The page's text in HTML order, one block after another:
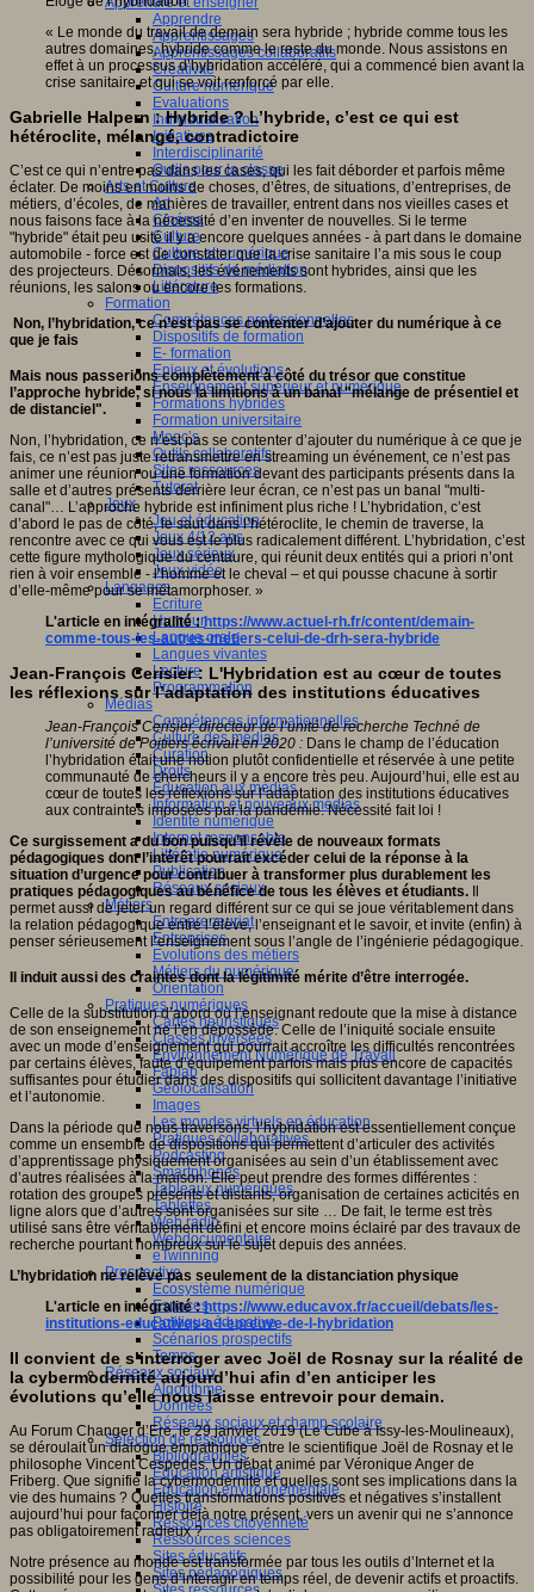
Apprendre
Apprentissages
Apprentissages collaboratifs
Créativité
Culture numérique
Evaluations
Individualisation
Initiatives
Interdisciplinarité
Outils pour la classe
Arts et Culture
Art
Cinéma
Culture
Culture et numérique
Dispositifs de médiation
Littérature
Formation
Compétences professionnelles
Dispositifs de formation
E- formation
Enjeux et évolutions
Enseignement supérieur et numérique
Formations hybrides
Formation universitaire
Mooc’s
Outils collaboratifs
Sites ressources
Tutorat
Jeux
Jeu et éducation
Jeux 4/12 ans
Jeux sérieux
Jeux vidéo
Langages
Ecriture
Humour
Langue orale
Langues vivantes
Lecture
Programmation
Médias
Compétences informationnelles
Culture des médias
Curation
Droits
Education aux médias
Information et nouveaux médias
Identité numérique
Internet responsable
Littératie numérique
Publication
Réseaux sociaux
Métiers
Entrepreneuriat
Entreprises
Evolutions des métiers
Métiers du numérique
Orientation
Pratiques numériques
Cartes heuristiques
Classes inversées
Environnement Numérique de Travail
Fablab
Géolocalisation
Images
Les mondes virtuels en éducation
Pratiques collaboratives
Podcasting
Smartphones
Tableaux numériques
Tablettes
Web radio
Webdocumentaire
eTwinning
Prospective
Ecosystème numérique
Espaces
Politique éducative
Scénarios prospectifs
Temps
Réseaux sociaux
Algorithme
Données
Réseaux sociaux et champ scolaire
Sélection de ressources
Bibliographies
Education artistique
Education environnementale
Histoire
Ressources citoyenneté
Ressources sciences
Sites éducatifs
Sites pédagogiques
« Le monde du travail de demain sera hybride ; hybride comme tous les
autres domaines, hybride comme le reste du monde. Nous assistons en
effet à un processus d’hybridation accéléré, qui a commencé bien avant la
crise sanitaire et qui se voit renforcé par elle.
Gabrielle Halpern : Hybride ? L’hybride, c’est ce qui est
hétéroclite, mélangé, contradictoire
C’est ce qui n’entre pas dans les cases, qui les fait déborder et parfois même
éclater. De moins en moins de choses, d’êtres, de situations, d’entreprises, de
métiers, d’écoles, de manières de travailler, entrent dans nos vieilles cases et
nous faisons face à la nécessité d’en inventer de nouvelles. Si le terme
"hybride" était peu usité il y a encore quelques années - à part dans le domaine
automobile - force est de constater que la crise sanitaire l’a mis sous le coup
des projecteurs. Désormais, les événements sont hybrides, ainsi que les
réunions, les salons ou encore les formations.
Non, l’hybridation, ce n’est pas se contenter d’ajouter du numérique à ce
que je fais
Mais nous passerions complètement à côté du trésor que constitue
l’approche hybride, si nous la limitions à un banal "mélange de présentiel et
de distanciel".
Non, l’hybridation, ce n’est pas se contenter d’ajouter du numérique à ce que je
fais, ce n’est pas juste retransmettre en streaming un événement, ce n’est pas
animer une réunion ou une formation devant des participants présents dans la
salle et d’autres présents derrière leur écran, ce n’est pas un banal "multi-
canal"… L’approche hybride est infiniment plus riche ! L’hybridation, c’est
d’abord le pas de côté, le saut dans l’hétéroclite, le chemin de traverse, la
rencontre avec ce qui vous est le plus radicalement différent. L’hybridation, c’est
cette figure mythologique du centaure, qui réunit deux entités qui a priori n’ont
rien à voir ensemble - l’homme et le cheval – et qui pousse chacune à sortir
d’elle-même pour se métamorphoser. »
L'article en intégralité :https://www.actuel-rh.fr/content/demain-
comme-tous-les-autres-metiers-celui-de-drh-sera-hybride
Jean-François Cerisier : L'Hybridation est au cœur de toutes
les réflexions sur l’adaptation des institutions éducatives
Jean-François Cerisier, directeur de l’unité de recherche Techné de
l’université de Poitiers écrivait en 2020 : Dans le champ de l’éducation
l’hybridation était une notion plutôt confidentielle et réservée à une petite
communauté de chercheurs il y a encore très peu. Aujourd’hui, elle est au
cœur de toutes les réflexions sur l’adaptation des institutions éducatives
aux contraintes imposées par la pandémie. Nécessité fait loi !
Ce surgissement a du bon puisqu’il révèle de nouveaux formats
pédagogiques dont l’intérêt pourrait excéder celui de la réponse à la
situation d’urgence pour contribuer à transformer plus durablement les
pratiques pédagogiques au bénéfice de tous les élèves et étudiants.
permet aussi de jeter un regard différent sur ce qui se joue véritablement dans
la relation pédagogique entre l’élève, l’enseignant et le savoir, et invite (enfin) à
penser sérieusement l’enseignement sous l’angle de l’ingénierie pédagogique.
Il induit aussi des craintes dont la légitimité mérite d’être interrogée.
Celle de la substitution d’abord où l’enseignant redoute que la mise à distance
de son enseignement ne l’en dépossède. Celle de l’iniquité sociale ensuite
avec un mode d’enseignement qui pourrait accroître les difficultés rencontrées
par certains élèves, faute d’équipement parfois mais plus encore de capacités
suffisantes pour étudier dans des dispositifs qui sollicitent davantage l’initiative
et l’autonomie.
Dans la période que nous traversons, l’hybridation est essentiellement conçue
comme un ensemble de dispositions qui permettent d’articuler des activités
d’apprentissage physiquement organisées au sein d’un établissement avec
d’autres réalisées à la maison. Elle peut prendre des formes différentes :
rotation des groupes présents et distants, organisation de certaines acticités en
ligne alors que d’autres sont organisées sur site … De fait, le terme est très
utilisé sans être véritablement défini et encore moins éclairé par des travaux de
recherche pourtant nombreux sur le sujet depuis des années.
L’hybridation ne relève pas seulement de la distanciation physique
L'article en intégralité :https://www.educavox.fr/accueil/debats/les-
institutions-educatives-a-l-epreuve-de-l-hybridation
Il convient de s’interroger avec Joël de Rosnay sur la réalité de
la cybermodernité aujourd’hui afin d’en anticiper les
évolutions qu’elle nous laisse entrevoir pour demain.
Au Forum Changer d’Ere, le 29 janvier 2019 (Le Cube à Issy-les-Moulineaux),
se déroulait un dialogue empathique entre le scientifique Joël de Rosnay et le
philosophe Vincent Cespedes. Un débat animé par Véronique Anger de
Friberg. Que signifie la cybermodernité et quelles sont ses implications dans la
vie des humains ? Quelles transformations positives et négatives s’installent
aujourd’hui pour façonner déjà notre présent, vers un avenir qui ne s’annonce
pas obligatoirement radieux ?
Notre présence au monde est transformée par tous les outils d’Internet et la
possibilité pour les gens d’interagir en temps réel, de devenir actifs et proactifs.